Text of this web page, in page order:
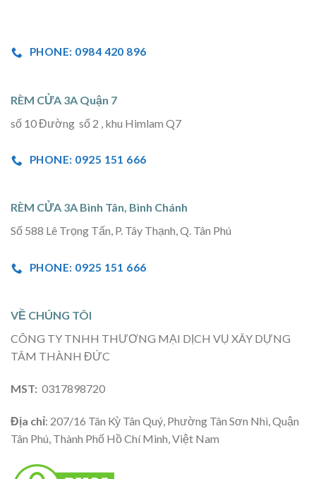
PHONE: 0984 420 896
RÈM CỬA 3A Quận 7
số 10 Đường số 2 , khu Himlam Q7
PHONE: 0925 151 666
RÈM CỬA 3A Bình Tân, Bình Chánh
Số 588 Lê Trọng Tấn, P. Tây Thạnh, Q. Tân Phú
PHONE: 0925 151 666
VỀ CHÚNG TÔI
CÔNG TY TNHH THƯƠNG MẠI DỊCH VỤ XÂY DỰNG
TÂM THÀNH ĐỨC
MST: 0317898720
Địa chỉ: 207/16 Tân Kỳ Tân Quý, Phường Tân Sơn Nhì, Quận
Tân Phú, Thành Phố Hồ Chí Minh, Việt Nam